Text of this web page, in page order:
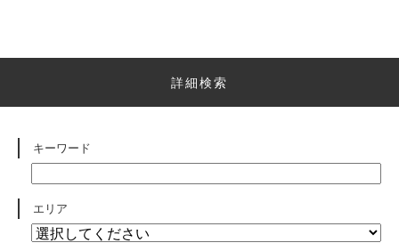
詳細検索
キーワード
エリア